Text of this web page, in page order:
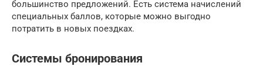
большинство предложений. Есть система начислений
специальных баллов, которые можно выгодно
потратить в новых поездках.
Системы бронирования